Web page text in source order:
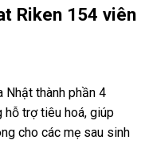
Riken 154 viên
Nhật thành phần 4
trợ tiêu hoá, giúp
cho các mẹ sau sinh